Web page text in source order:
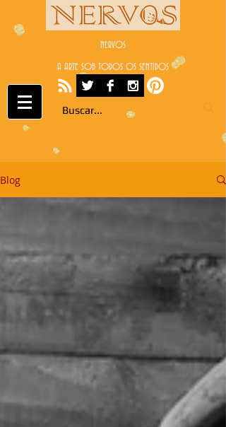
NERVOS
A ARTE SOB TODOS OS SENTIDOS
Blog